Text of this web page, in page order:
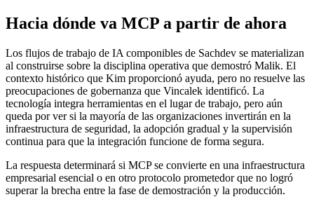
Hacia dónde va MCP a partir de ahora
Los flujos de trabajo de IA componibles de Sachdev se materializan
al construirse sobre la disciplina operativa que demostró Malik. El
contexto histórico que Kim proporcionó ayuda, pero no resuelve las
preocupaciones de gobernanza que Vincalek identificó. La
tecnología integra herramientas en el lugar de trabajo, pero aún
queda por ver si la mayoría de las organizaciones invertirán en la
infraestructura de seguridad, la adopción gradual y la supervisión
continua para que la integración funcione de forma segura.
La respuesta determinará si MCP se convierte en una infraestructura
empresarial esencial o en otro protocolo prometedor que no logró
superar la brecha entre la fase de demostración y la producción.